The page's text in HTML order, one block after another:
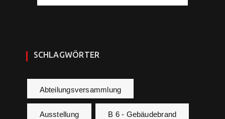
SCHLAGWÖRTER
Abteilungsversammlung
Ausstellung B 6 - Gebäudebrand